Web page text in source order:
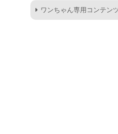
ワンちゃん専用コンテン